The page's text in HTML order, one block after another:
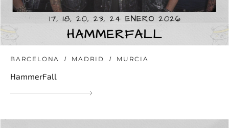
BARCELONA MADRID MURCIA
HammerFall